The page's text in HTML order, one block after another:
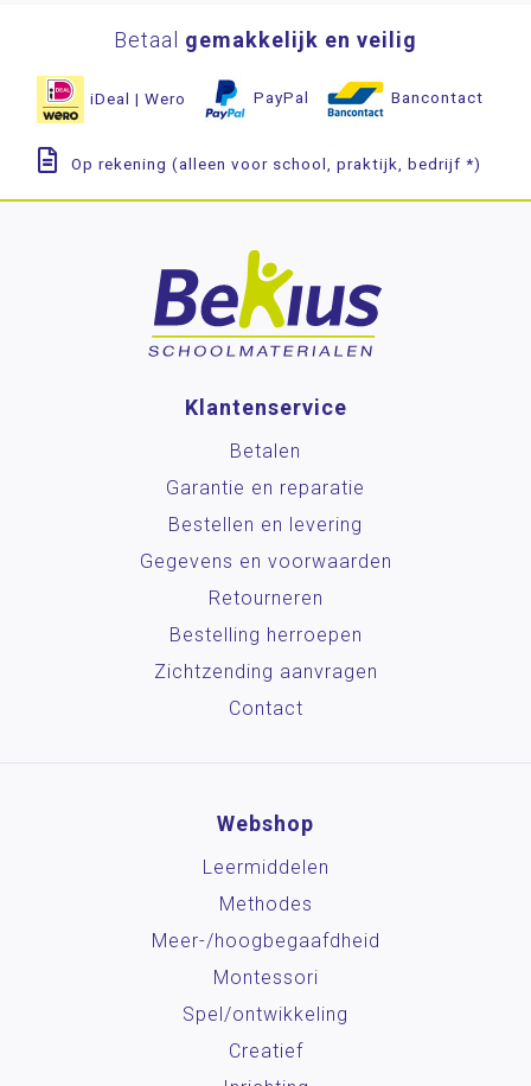
Betaal gemakkelijk en veilig
iDeal | Wero PayPal Bancontact
Op rekening (alleen voor school, praktijk, bedrijf *)
Klantenservice
Betalen
Garantie en reparatie
Bestellen en levering
Gegevens en voorwaarden
Retourneren
Bestelling herroepen
Zichtzending aanvragen
Contact
Webshop
Leermiddelen
Methodes
Meer-/hoog­begaafdheid
Montessori
Spel/ontwikkeling
Creatief